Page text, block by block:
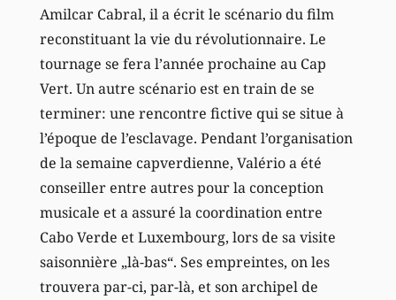
Amilcar Cabral, il a écrit le scénario du film
reconstituant la vie du révolutionnaire. Le
tournage se fera l’année prochaine au Cap
Vert. Un autre scénario est en train de se
terminer: une rencontre fictive qui se situe à
l’époque de l’esclavage. Pendant l’organisation
de la semaine capverdienne, Valério a été
conseiller entre autres pour la conception
musicale et a assuré la coordination entre
Cabo Verde et Luxembourg, lors de sa visite
saisonnière „là-bas“. Ses empreintes, on les
trouvera par-ci, par-là, et son archipel de